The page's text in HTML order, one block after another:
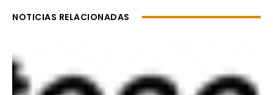
NOTICIAS RELACIONADAS